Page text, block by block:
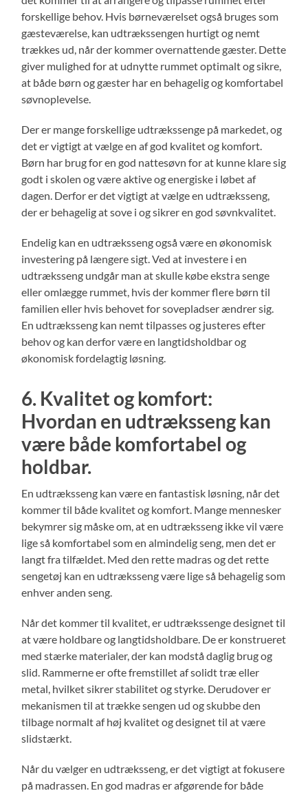
forskellige behov. Hvis børneværelset også bruges som
gæsteværelse, kan udtrækssengen hurtigt og nemt
trækkes ud, når der kommer overnattende gæster. Dette
giver mulighed for at udnytte rummet optimalt og sikre,
at både børn og gæster har en behagelig og komfortabel
søvnoplevelse.
Der er mange forskellige udtrækssenge på markedet, og
det er vigtigt at vælge en af god kvalitet og komfort.
Børn har brug for en god nattesøvn for at kunne klare sig
godt i skolen og være aktive og energiske i løbet af
dagen. Derfor er det vigtigt at vælge en udtræksseng,
der er behagelig at sove i og sikrer en god søvnkvalitet.
Endelig kan en udtræksseng også være en økonomisk
investering på længere sigt. Ved at investere i en
udtræksseng undgår man at skulle købe ekstra senge
eller omlægge rummet, hvis der kommer flere børn til
familien eller hvis behovet for sovepladser ændrer sig.
En udtræksseng kan nemt tilpasses og justeres efter
behov og kan derfor være en langtidsholdbar og
økonomisk fordelagtig løsning.
6. Kvalitet og komfort:
Hvordan en udtræksseng kan
være både komfortabel og
holdbar.
En udtræksseng kan være en fantastisk løsning, når det
kommer til både kvalitet og komfort. Mange mennesker
bekymrer sig måske om, at en udtræksseng ikke vil være
lige så komfortabel som en almindelig seng, men det er
langt fra tilfældet. Med den rette madras og det rette
sengetøj kan en udtræksseng være lige så behagelig som
enhver anden seng.
Når det kommer til kvalitet, er udtrækssenge designet til
at være holdbare og langtidsholdbare. De er konstrueret
med stærke materialer, der kan modstå daglig brug og
slid. Rammerne er ofte fremstillet af solidt træ eller
metal, hvilket sikrer stabilitet og styrke. Derudover er
mekanismen til at trække sengen ud og skubbe den
tilbage normalt af høj kvalitet og designet til at være
slidstærkt.
Når du vælger en udtræksseng, er det vigtigt at fokusere
på madrassen. En god madras er afgørende for både